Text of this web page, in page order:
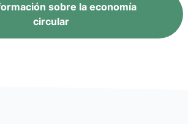
sobre la economía
circular